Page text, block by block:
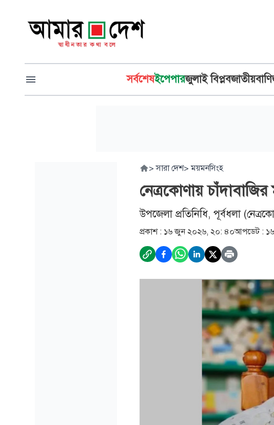
সর্বশেষইপেপারজুলাই বিপ্লবজাতীয়
> সারা দেশ> ময়মনসিংহ
নেত্রকোণায়
উপজেলা প্রতিনিধি, পূর্বধলা
প্রকাশ : ১৬ জুন ২০২৬, ২০: ৪০আপডেট :